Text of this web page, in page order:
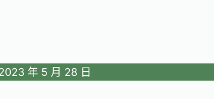
年 5 月 28 日